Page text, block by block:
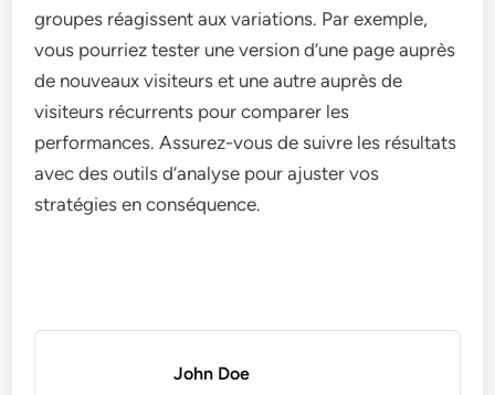
groupes réagissent aux variations. Par exemple,
vous pourriez tester une version d’une page auprès
de nouveaux visiteurs et une autre auprès de
visiteurs récurrents pour comparer les
performances. Assurez-vous de suivre les résultats
avec des outils d’analyse pour ajuster vos
stratégies en conséquence.
John Doe